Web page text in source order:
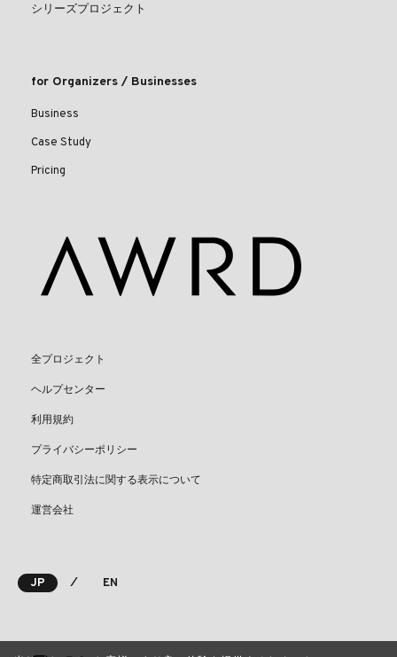
シリーズプロジェクト
for Organizers / Businesses
Business
Case Study
Pricing
全プロジェクト
ヘルプセンター
利用規約
プライバシーポリシー
特定商取引法に関する表示について
運営会社
JP ⁄ EN